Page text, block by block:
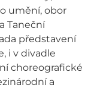
umění, obor
Taneční
představení
i v divadle
choreografické
a